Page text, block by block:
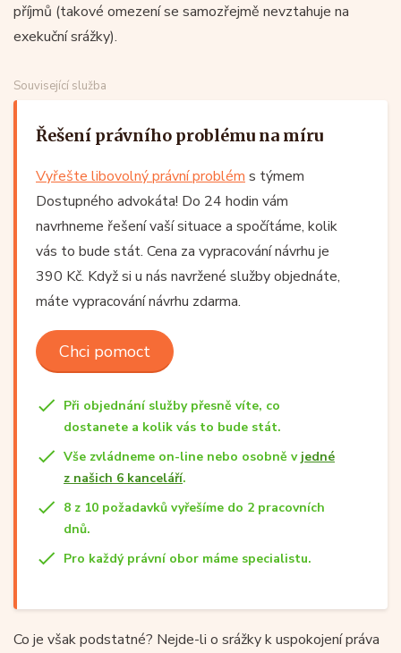
příjmů (takové omezení se samozřejmě nevztahuje na
exekuční srážky).
Související služba
Řešení právního problému na míru
Vyřešte libovolný právní problém s týmem
Dostupného advokáta! Do 24 hodin vám
navrhneme řešení vaší situace a spočítáme, kolik
vás to bude stát. Cena za vypracování návrhu je
390 Kč. Když si u nás navržené služby objednáte,
máte vypracování návrhu zdarma.
Chci pomoct
Při objednání služby přesně víte, co
dostanete a kolik vás to bude stát.
Vše zvládneme on-line nebo osobně v jedné
z našich 6 kanceláří.
8 z 10 požadavků vyřešíme do 2 pracovních
dnů.
Pro každý právní obor máme specialistu.
Co je však podstatné? Nejde-li o srážky k uspokojení práva